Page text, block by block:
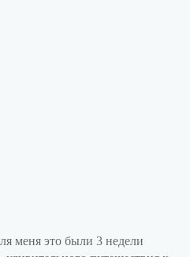
меня это были 3 недели